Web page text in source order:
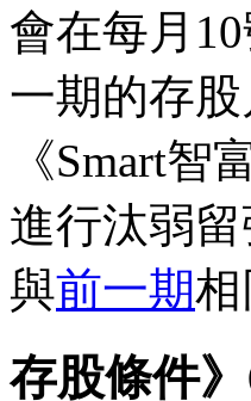
會在每月
一期的存
《Smart
進行汰弱
與前一期
存股條件